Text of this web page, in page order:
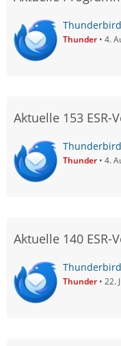
Thunder 4.
Aktuelle 153 ESR-
Thunder 4.
Aktuelle 140 ESR-
Thunder 22.